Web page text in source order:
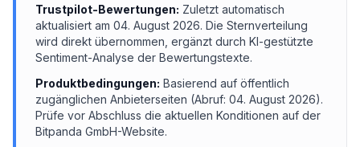
Trustpilot-Bewertungen: Zuletzt automatisch
aktualisiert am 04. August 2026. Die Sternverteilung
wird direkt übernommen, ergänzt durch KI-gestützte
Sentiment-Analyse der Bewertungstexte.
Produktbedingungen: Basierend auf öffentlich
zugänglichen Anbieterseiten (Abruf: 04. August 2026).
Prüfe vor Abschluss die aktuellen Konditionen auf der
Bitpanda GmbH-Website.